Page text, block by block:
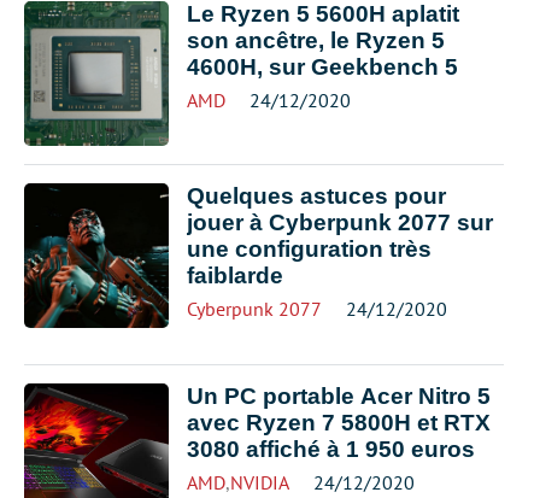
Le Ryzen 5 5600H aplatit
son ancêtre, le Ryzen 5
4600H, sur Geekbench 5
AMD 24/12/2020
Quelques astuces pour
jouer à Cyberpunk 2077 sur
une configuration très
faiblarde
Cyberpunk 2077 24/12/2020
Un PC portable Acer Nitro 5
avec Ryzen 7 5800H et RTX
3080 affiché à 1 950 euros
AMD,NVIDIA 24/12/2020